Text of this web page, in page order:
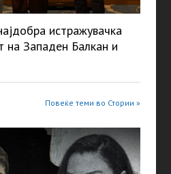
истражувачка
на Западен Балкан и
Повеќе теми во Стории »